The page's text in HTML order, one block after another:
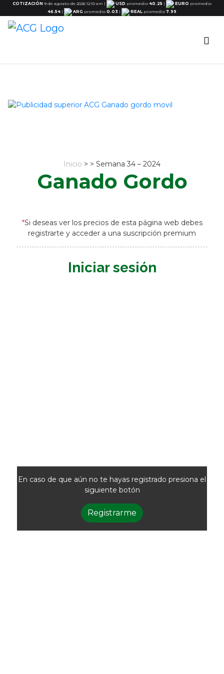
COTIZACIÓN 9 de agosto de 2026 12:10 am | USD promedio 40.25 | EURO promedio
46.54 | ARG promedio 0.03 | REAL promedio 7.99
Inicio > > Semana 34 – 2024
Ganado Gordo
*Si deseas ver los precios de esta página web debes
registrarte y acceder a una suscripción premium
Iniciar sesión
En caso de que aún no te hayas registrado presiona el
siguiente botón
Registrarme